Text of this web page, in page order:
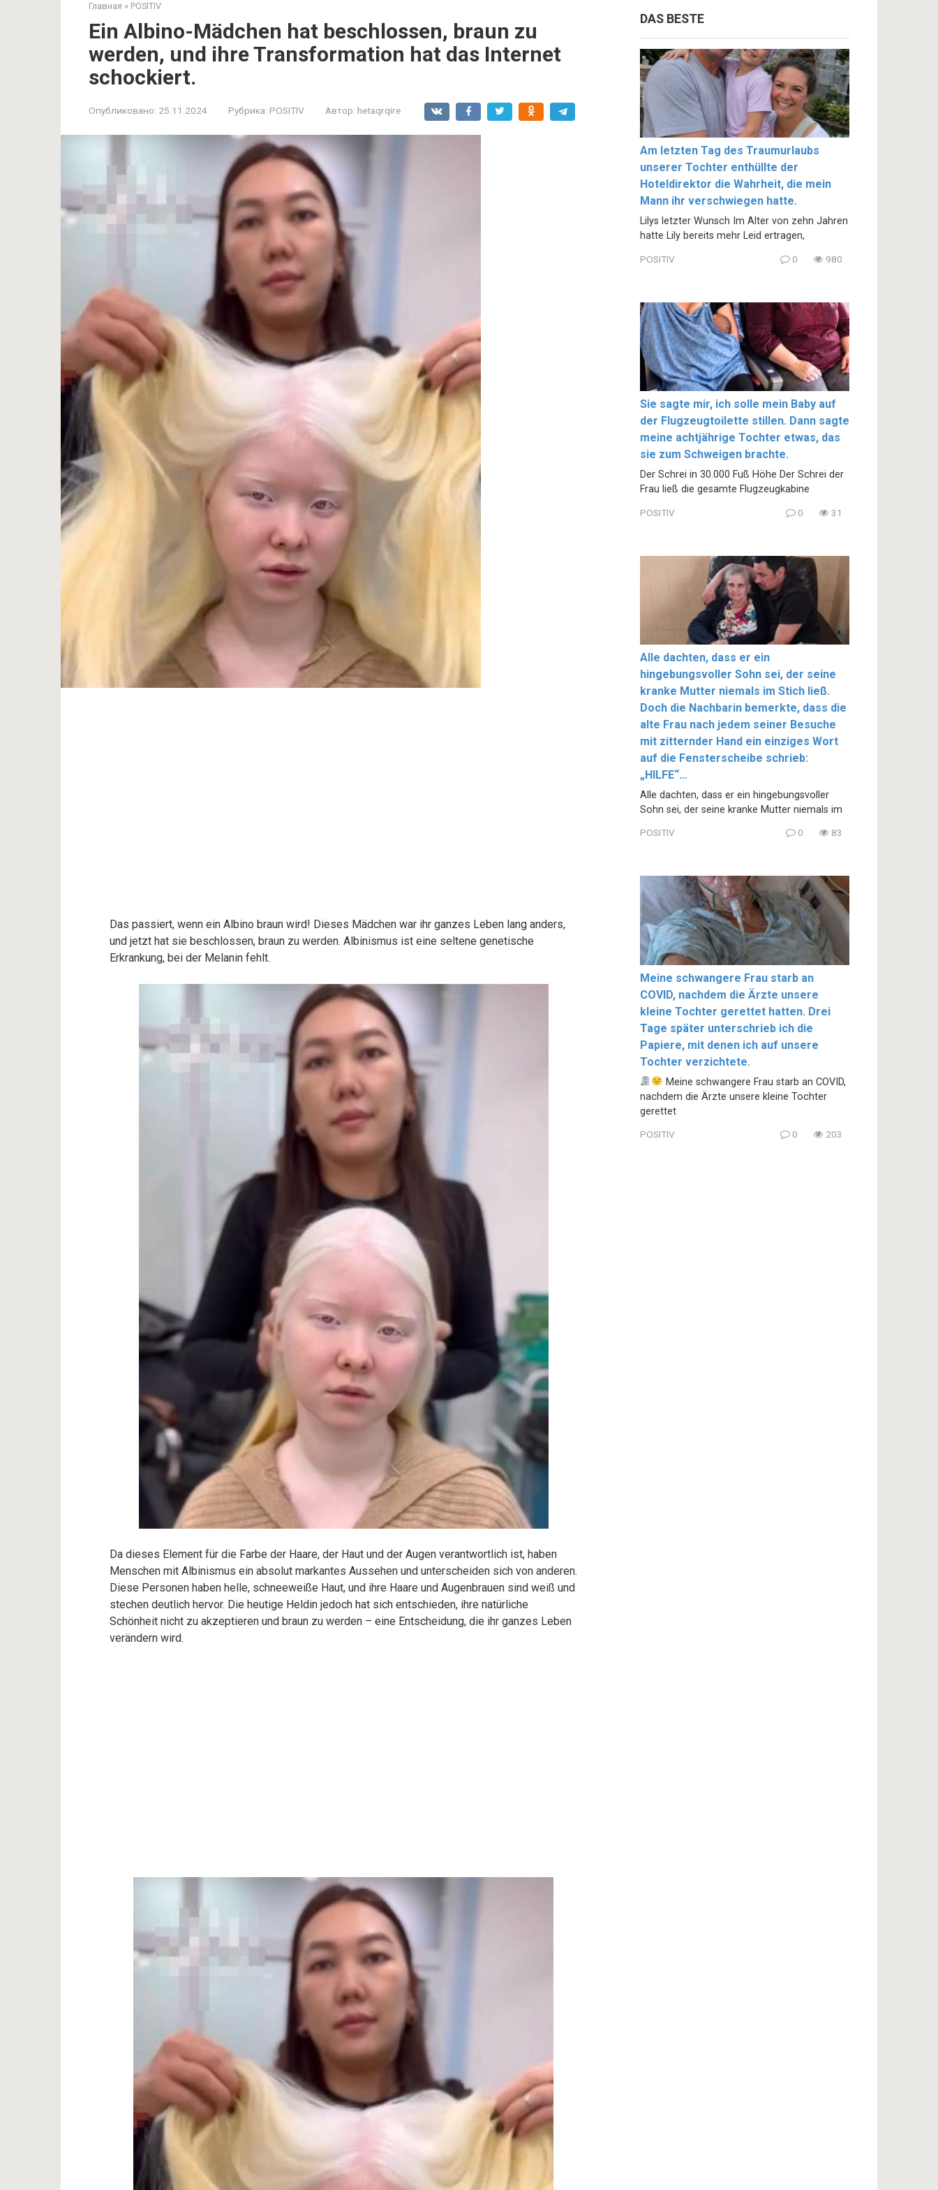
Главная » POSITIV
Ein Albino-Mädchen hat beschlossen, braun zu
werden, und ihre Transformation hat das Internet
schockiert.
Опубликовано: 25.11.2024 Рубрика: POSITIV Автор: hetaqrqire
Das passiert, wenn ein Albino braun wird! Dieses Mädchen war ihr ganzes Leben lang anders,
und jetzt hat sie beschlossen, braun zu werden. Albinismus ist eine seltene genetische
Erkrankung, bei der Melanin fehlt.
Da dieses Element für die Farbe der Haare, der Haut und der Augen verantwortlich ist, haben
Menschen mit Albinismus ein absolut markantes Aussehen und unterscheiden sich von anderen.
Diese Personen haben helle, schneeweiße Haut, und ihre Haare und Augenbrauen sind weiß und
stechen deutlich hervor. Die heutige Heldin jedoch hat sich entschieden, ihre natürliche
Schönheit nicht zu akzeptieren und braun zu werden – eine Entscheidung, die ihr ganzes Leben
verändern wird.
DAS BESTE
Am letzten Tag des Traumurlaubs
unserer Tochter enthüllte der
Hoteldirektor die Wahrheit, die mein
Mann ihr verschwiegen hatte.
Lilys letzter Wunsch Im Alter von zehn Jahren
hatte Lily bereits mehr Leid ertragen,
POSITIV 0 980
Sie sagte mir, ich solle mein Baby auf
der Flugzeugtoilette stillen. Dann sagte
meine achtjährige Tochter etwas, das
sie zum Schweigen brachte.
Der Schrei in 30.000 Fuß Höhe Der Schrei der
Frau ließ die gesamte Flugzeugkabine
POSITIV 0 31
Alle dachten, dass er ein
hingebungsvoller Sohn sei, der seine
kranke Mutter niemals im Stich ließ.
Doch die Nachbarin bemerkte, dass die
alte Frau nach jedem seiner Besuche
mit zitternder Hand ein einziges Wort
auf die Fensterscheibe schrieb:
„HILFE“…
Alle dachten, dass er ein hingebungsvoller
Sohn sei, der seine kranke Mutter niemals im
POSITIV 0 83
Meine schwangere Frau starb an
COVID, nachdem die Ärzte unsere
kleine Tochter gerettet hatten. Drei
Tage später unterschrieb ich die
Papiere, mit denen ich auf unsere
Tochter verzichtete.
Meine schwangere Frau starb an COVID,
nachdem die Ärzte unsere kleine Tochter
gerettet
POSITIV 0 203